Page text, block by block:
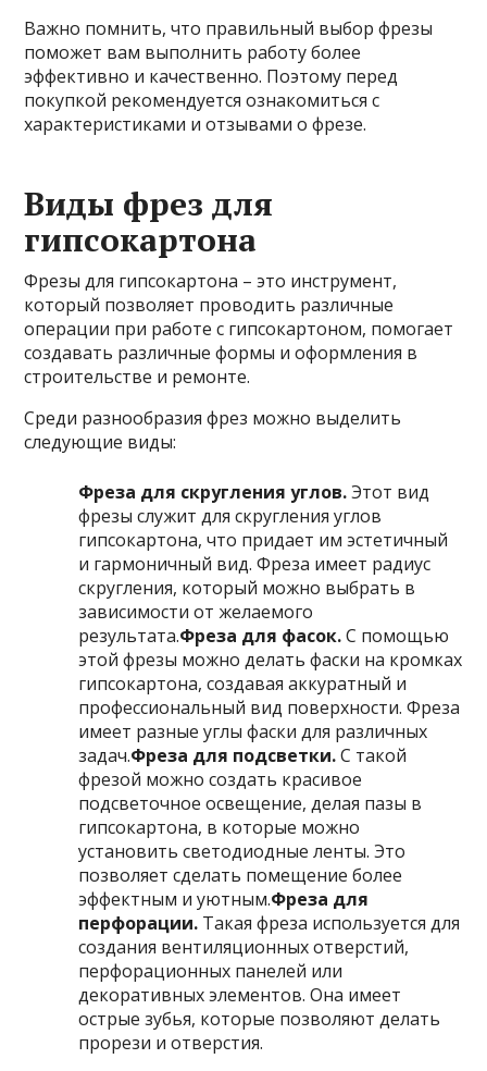
Важно помнить, что правильный выбор фрезы
поможет вам выполнить работу более
эффективно и качественно. Поэтому перед
покупкой рекомендуется ознакомиться с
характеристиками и отзывами о фрезе.
Виды фрез для
гипсокартона
Фрезы для гипсокартона – это инструмент,
который позволяет проводить различные
операции при работе с гипсокартоном, помогает
создавать различные формы и оформления в
строительстве и ремонте.
Среди разнообразия фрез можно выделить
следующие виды:
Фреза для скругления углов.Этот вид
фрезы служит для скругления углов
гипсокартона, что придает им эстетичный
и гармоничный вид. Фреза имеет радиус
скругления, который можно выбрать в
зависимости от желаемого
результата.Фреза для фасок.С помощью
этой фрезы можно делать фаски на кромках
гипсокартона, создавая аккуратный и
профессиональный вид поверхности. Фреза
имеет разные углы фаски для различных
задач.Фреза для подсветки.С такой
фрезой можно создать красивое
подсветочное освещение, делая пазы в
гипсокартона, в которые можно
установить светодиодные ленты. Это
позволяет сделать помещение более
эффектным и уютным.Фреза для
перфорации. Такая фреза используется для
создания вентиляционных отверстий,
перфорационных панелей или
декоративных элементов. Она имеет
острые зубья, которые позволяют делать
прорези и отверстия.